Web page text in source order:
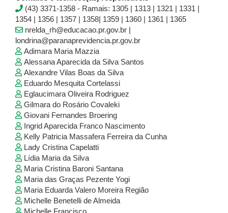
(43) 3371-1358 - Ramais: 1305 | 1313 | 1321 | 1331 |
1354 | 1356 | 1357 | 1358| 1359 | 1360 | 1361 | 1365
nrelda_rh@educacao.pr.gov.br |
londrina@paranaprevidencia.pr.gov.br
Adimara Maria Mazzia
Alessana Aparecida da Silva Santos
Alexandre Vilas Boas da Silva
Eduardo Mesquita Cortelassi
Eglaucimara Oliveira Rodriguez
Gilmara do Rosário Covaleki
Giovani Fernandes Broering
Ingrid Aparecida Franco Nascimento
Kelly Patricia Massafera Ferreira da Cunha
Lady Cristina Capelatti
Lídia Maria da Silva
Maria Cristina Baroni Santana
Maria das Graças Pezente Yogi
Maria Eduarda Valero Moreira Região
Michelle Benetelli de Almeida
Michelle Francisco